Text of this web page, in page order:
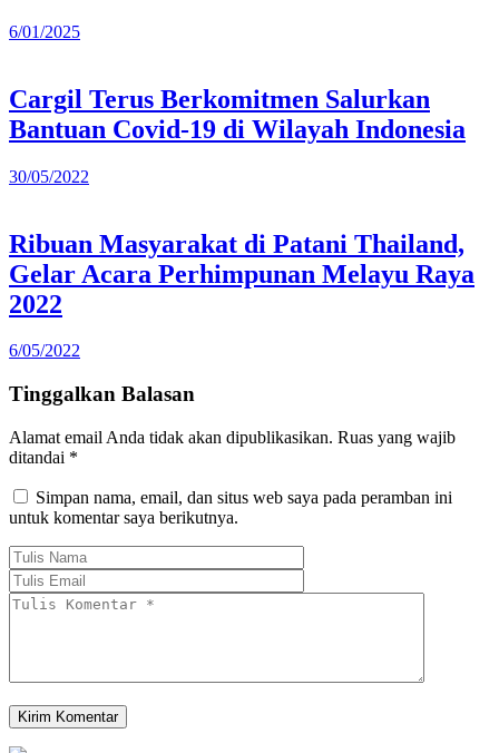
6/01/2025
Cargil Terus Berkomitmen Salurkan
Bantuan Covid-19 di Wilayah Indonesia
30/05/2022
Ribuan Masyarakat di Patani Thailand,
Gelar Acara Perhimpunan Melayu Raya
2022
6/05/2022
Tinggalkan Balasan
Alamat email Anda tidak akan dipublikasikan. Ruas yang wajib
ditandai *
Simpan nama, email, dan situs web saya pada peramban ini
untuk komentar saya berikutnya.